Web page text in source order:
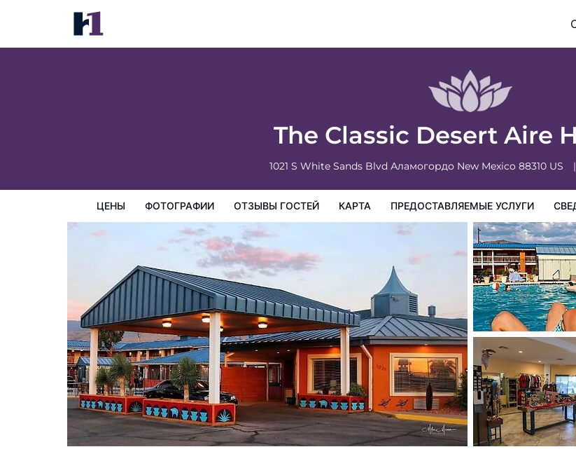
The Classic Desert Aire
1021 S White Sands Blvd Аламогордо New Mexico 88310 US
ЦЕНЫ ФОТОГРАФИИ ОТЗЫВЫ ГОСТЕЙ КАРТА ПРЕДОСТАВЛЯЕМЫЕ УСЛУГИ
The Classic Desert Aire Hotel
цены